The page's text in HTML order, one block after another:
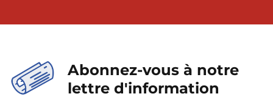
Abonnez-vous à notre
lettre d'information